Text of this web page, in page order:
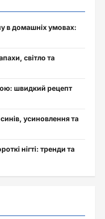
в домашніх умовах:
світло та
швидкий рецепт
усиновлення та
нігті: тренди та